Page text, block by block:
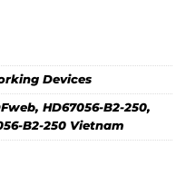
Devices
, HD67056-B2-250,
B2-250 Vietnam